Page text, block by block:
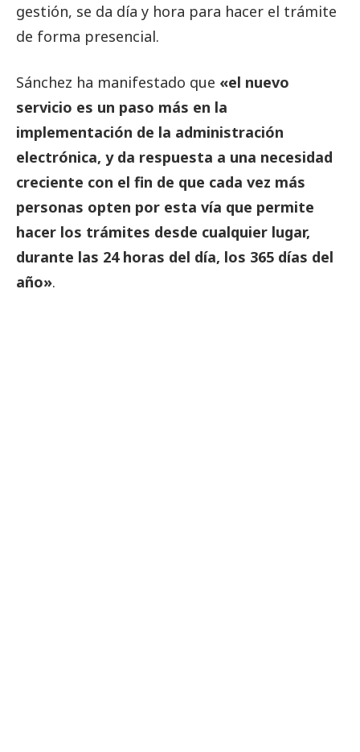
gestión, se da día y hora para hacer el trámite
de forma presencial.
Sánchez ha manifestado que «el nuevo
servicio es un paso más en la
implementación de la administración
electrónica, y da respuesta a una necesidad
creciente con el fin de que cada vez más
personas opten por esta vía que permite
hacer los trámites desde cualquier lugar,
durante las 24 horas del día, los 365 días del
año».